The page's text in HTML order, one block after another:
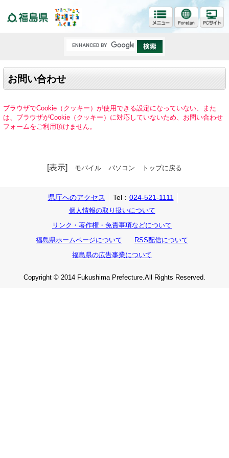
お問い合わせ
ブラウザでCookie（クッキー）が使用できる設定になっていない、また
は、ブラウザがCookie（クッキー）に対応していないため、お問い合わせ
フォームをご利用頂けません。
[表示] モバイル パソコン トップに戻る
県庁へのアクセス Tel： 024-521-1111
個人情報の取り扱いについて
リンク・著作権・免責事項などについて
福島県ホームページについて
RSS配信について
福島県の広告事業について
Copyright © 2014 Fukushima Prefecture.All Rights Reserved.